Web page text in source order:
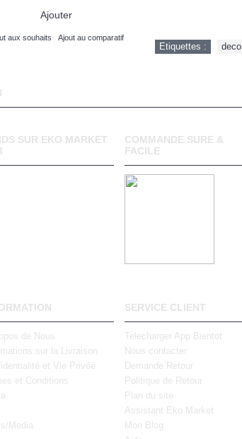
Ajouter
aux souhaits Ajout au comparatif
Etiquettes : deco
SUR EKO MARKET
COMMANDE SURE &
FACILE
de Nous
sur la Livraison
et Vie Privée
et Conditions
Media
SERVICE CLIENT
Telecharger App Bientot
Nous contacter
Demande Retour
Politique de Retour
Plan du site
Assistant Eko Market
Mon Blog